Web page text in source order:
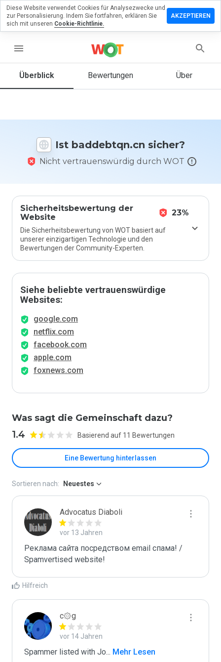
menu
Überblick Bewertungen Über
Ist baddebtqn.cn sicher?
Nicht vertrauenswürdig durch WOT
Sicherheitsbewertung der
Website
23%
Die Sicherheitsbewertung von WOT basiert auf
unserer einzigartigen Technologie und den
Bewertungen der Community-Experten.
Siehe beliebte vertrauenswürdige
Websites:
google.com
netflix.com
facebook.com
apple.com
foxnews.com
Was sagt die Gemeinschaft dazu?
1.4 Basierend auf 11 Bewertungen
Eine Bewertung hinterlassen
würden
auf einer
Skala von
1 bis 5
Sortieren nach: Neuestes
Advocatus Diaboli
vor 13 Jahren
Реклама сайта посредством email спама! /
Spamvertised website!
Hilfreich
c۞g
vor 14 Jahren
Spammer listed with Jo... Mehr Lesen
Diese Website verwendet Cookies für Analysezwecke und
zur Personalisierung. Indem Sie fortfahren, erklären Sie
sich mit unseren Cookie-Richtlinie.
AKZEPTIEREN